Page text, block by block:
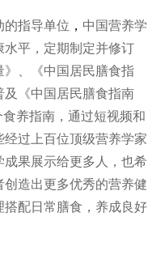
的指导单位 ， 中国营养学
水平 ，定期制定并修订
》、《中国居民膳食指
《中国居民膳食指南
养指南，通过短视频和
过上百位顶级营养学家
果展示给更多人，也希
造出更多优秀的营养健
搭配日常膳食，养成良好